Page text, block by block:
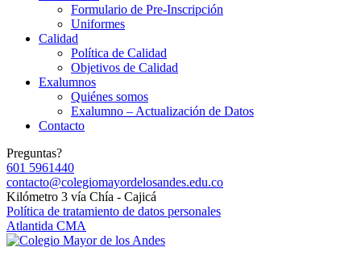
Formulario de Pre-Inscripción
Uniformes
Calidad
Política de Calidad
Objetivos de Calidad
Exalumnos
Quiénes somos
Exalumno – Actualización de Datos
Contacto
Preguntas?
601 5961440
contacto@colegiomayordelosandes.edu.co
Kilómetro 3 vía Chía - Cajicá
Política de tratamiento de datos personales
Atlantida CMA